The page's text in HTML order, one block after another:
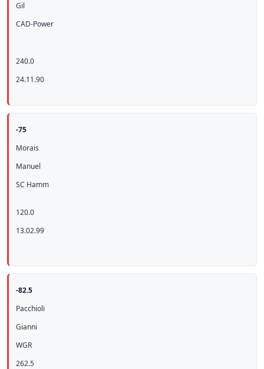
Gil
CAD-Power
240.0
24.11.90
-75
Morais
Manuel
SC Hamm
120.0
13.02.99
-82.5
Pacchioli
Gianni
WGR
262.5